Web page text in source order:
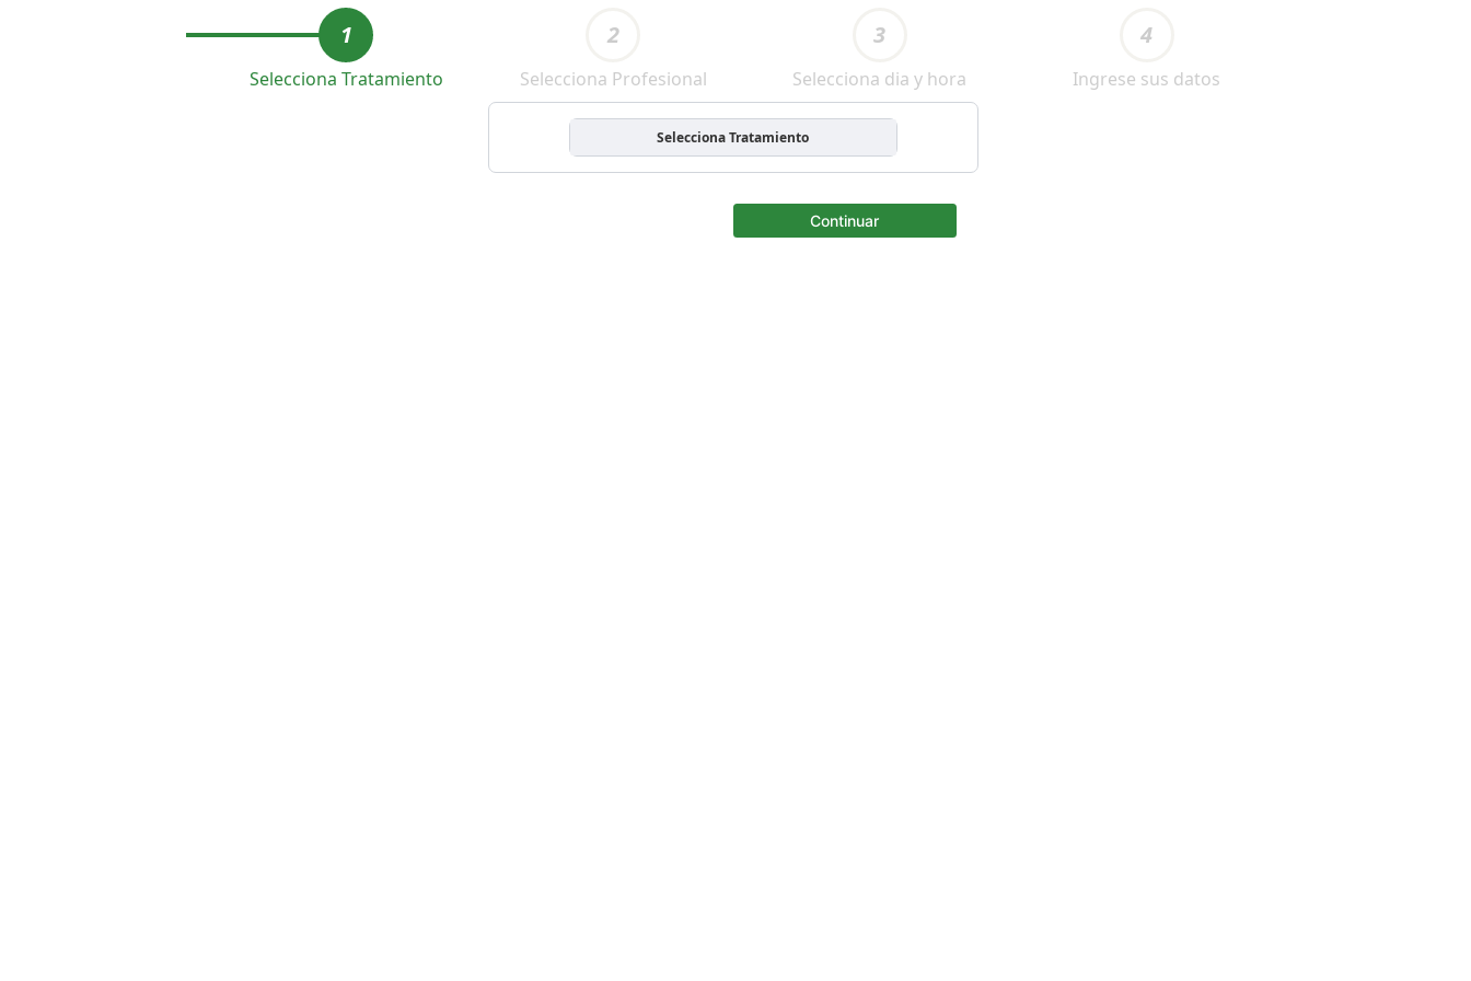
1
Selecciona Tratamiento
2
Selecciona Profesional
3
Selecciona dia y hora
4
Ingrese sus datos
Selecciona Tratamiento
Continuar